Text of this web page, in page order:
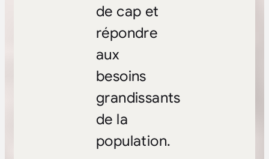
de cap et
répondre
aux
besoins
grandissants
de la
population.